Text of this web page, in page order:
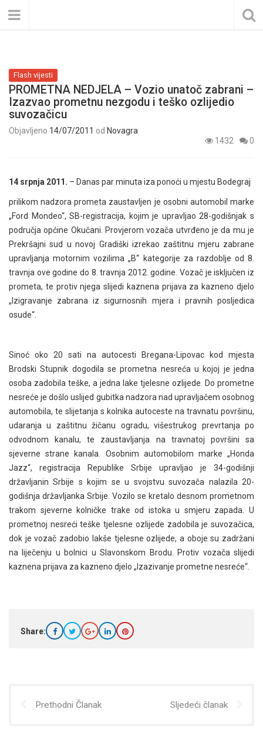
Flash vijesti
PROMETNA NEDJELA – Vozio unatoč zabrani –
Izazvao prometnu nezgodu i teško ozlijedio
suvozačicu
Objavljeno 14/07/2011 od Novagra
1432
0
14 srpnja 2011. – Danas par minuta iza ponoći u mjestu Bodegraj
prilikom nadzora prometa zaustavljen je osobni automobil marke
„Ford Mondeo“, SB-registracija, kojim je upravljao 28-godišnjak s
područja općine Okučani. Provjerom vozača utvrđeno je da mu je
Prekršajni sud u novoj Gradiški izrekao zaštitnu mjeru zabrane
upravljanja motornim vozilima „B“ kategorije za razdoblje od 8.
travnja ove godine do 8. travnja 2012. godine. Vozač je isključen iz
prometa, te protiv njega slijedi kaznena prijava za kazneno djelo
„Izigravanje zabrana iz sigurnosnih mjera i pravnih posljedica
osude“.
Sinoć oko 20 sati na autocesti Bregana-Lipovac kod mjesta
Brodski Stupnik dogodila se prometna nesreća u kojoj je jedna
osoba zadobila teške, a jedna lake tjelesne ozlijede. Do prometne
nesreće je došlo uslijed gubitka nadzora nad upravljačem osobnog
automobila, te slijetanja s kolnika autoceste na travnatu površinu,
udaranja u zaštitnu žičanu ogradu, višestrukog prevrtanja po
odvodnom kanalu, te zaustavljanja na travnatoj površini sa
sjeverne strane kanala. Osobnim automobilom marke „Honda
Jazz“, registracija Republike Srbije upravljao je 34-godišnji
državljanin Srbije s kojim se u svojstvu suvozača nalazila 20-
godišnja državljanka Srbije. Vozilo se kretalo desnom prometnom
trakom sjeverne kolničke trake od istoka u smjeru zapada. U
prometnoj nesreći teške tjelesne ozlijede zadobila je suvozačica,
dok je vozač zadobio lakše tjelesne ozlijede, a oboje su zadržani
na liječenju u bolnici u Slavonskom Brodu. Protiv vozača slijedi
kaznena prijava za kazneno djelo „Izazivanje prometne nesreće“.
Share:
Prethodni Članak Sljedeći članak